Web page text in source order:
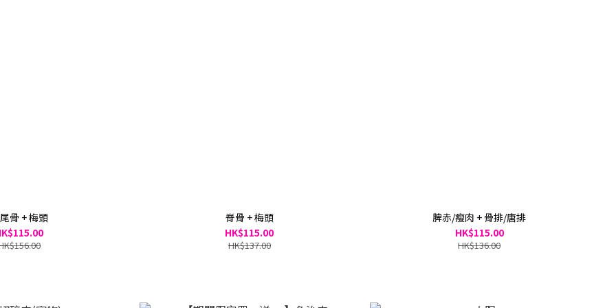
骨 + 梅頭
脊骨 + 梅頭
HK$115.00
HK$137.00
脾赤/瘦肉 + 骨排/唐排
HK$115.00
HK$136.00